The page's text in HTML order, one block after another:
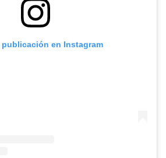
publicación en Instagram